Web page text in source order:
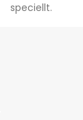
speciellt.